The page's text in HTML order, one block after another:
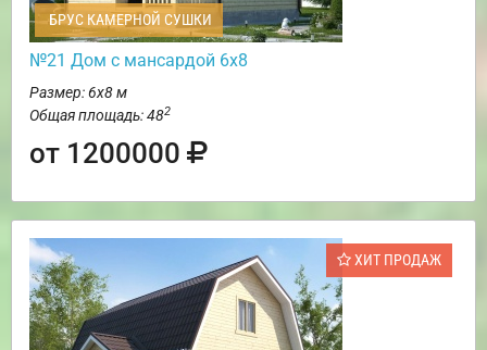
БРУС КАМЕРНОЙ СУШКИ
№21 Дом с мансардой 6х8
Размер: 6х8 м
Общая площадь: 482
от 1200000
ХИТ ПРОДАЖ